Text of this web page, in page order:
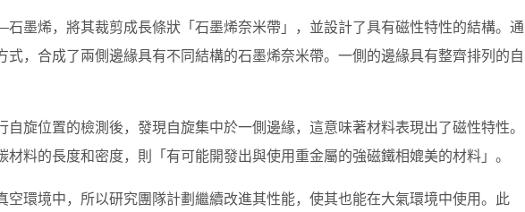
墨烯，將其裁剪成長條狀「石墨烯奈米帶」，並設計了具有磁性特性的結構。通
式，合成了兩側邊緣具有不同結構的石墨烯奈米帶。一側的邊緣具有整齊排列的自
自旋位置的檢測後，發現自旋集中於一側邊緣，這意味著材料表現出了磁性特性。
料的長度和密度，則「有可能開發出與使用重金屬的強磁鐵相媲美的材料」。
空環境中，所以研究團隊計劃繼續改進其性能，使其也能在大氣環境中使用。此